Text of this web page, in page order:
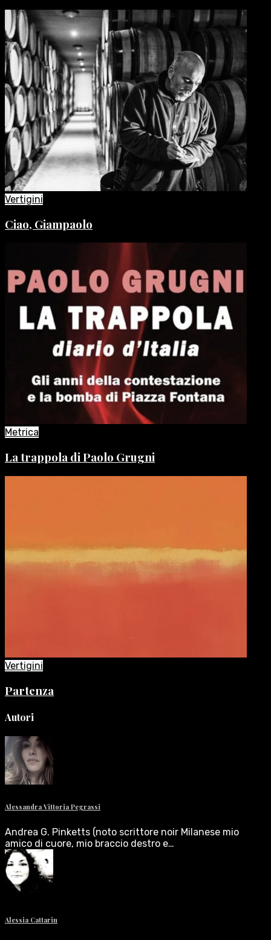
Vertigini
Ciao, Giampaolo
Metrica
La trappola di Paolo Grugni
Vertigini
Partenza
Autori
Alessandra Vittoria Pegrassi
Andrea G. Pinketts (noto scrittore noir Milanese mio
amico di cuore, mio braccio destro e…
Alessia Cattarin